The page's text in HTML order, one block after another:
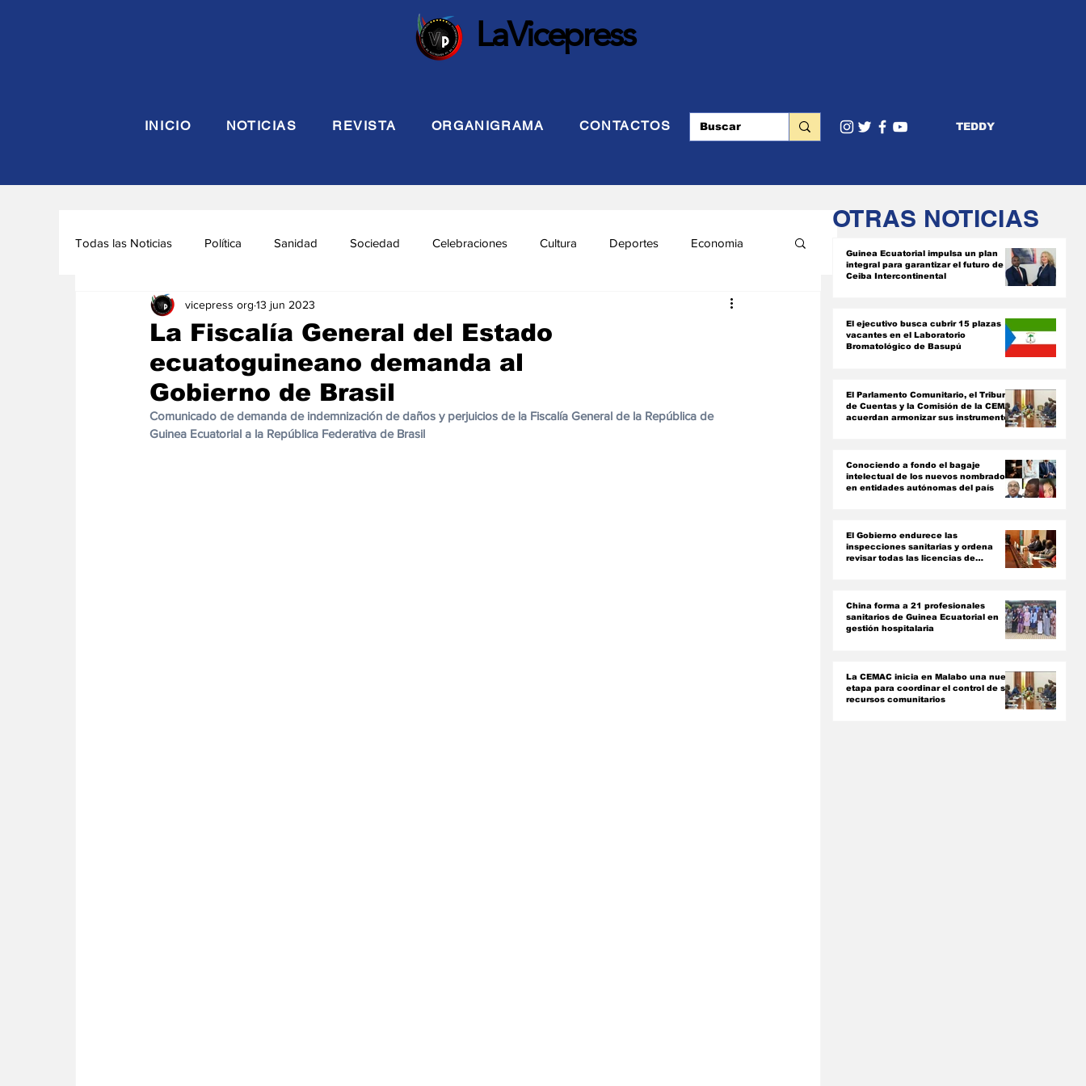
LaVicepress
INICIO NOTICIAS REVISTA ORGANIGRAMA CONTACTOS TEDDY
Todas las Noticias Política Sanidad Sociedad Celebraciones Cultura Deportes Economia
Seguridad y Defensa Turismo INTERIOR
Asuntos Sociales Telecomunicación Cumbres Tecnología
La Fiscalía General del Estado
ecuatoguineano demanda al
Gobierno de Brasil
vicepress org 13 jun 2023
Comunicado de demanda de indemnización de daños y perjuicios de la Fiscalía General de la República de
Guinea Ecuatorial a la República Federativa de Brasil
OTRAS NOTICIAS
Guinea Ecuatorial impulsa un plan
integral para garantizar el futuro de
Ceiba Intercontinental
El ejecutivo busca cubrir 15 plazas
vacantes en el Laboratorio
Bromatológico de Basupú
El Parlamento Comunitario, el Tribunal
de Cuentas y la Comisión de la CEMAC
acuerdan armonizar sus instrumentos
Conociendo a fondo el bagaje
intelectual de los nuevos nombrados
en entidades autónomas del país ‎
El Gobierno endurece las
inspecciones sanitarias y ordena
revisar todas las licencias de
China forma a 21 profesionales
sanitarios de Guinea Ecuatorial en
gestión hospitalaria
La CEMAC inicia en Malabo una nueva
etapa para coordinar el control de sus
recursos comunitarios